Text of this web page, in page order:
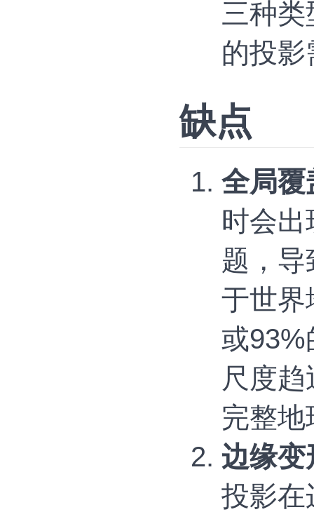
三种
的投
缺点
全局覆
时会
题，
于世界
或93%
尺度
完整
边缘变
投影在